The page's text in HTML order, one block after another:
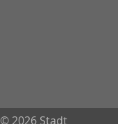
© 2026 Stadt